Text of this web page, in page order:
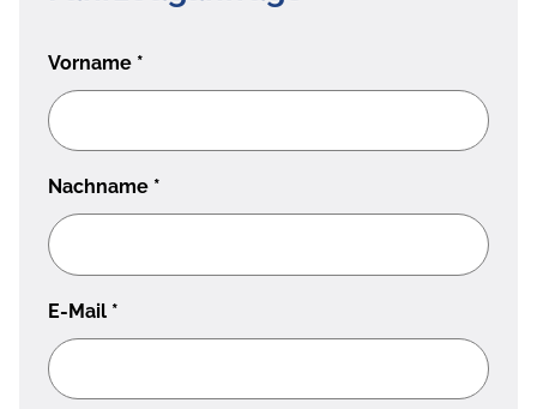
Vorname *
Nachname *
E-Mail *